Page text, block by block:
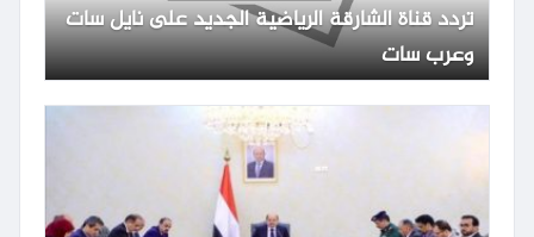
تردد قناة الشارقة الرياضية الجديد على نايل سات
وعرب سات